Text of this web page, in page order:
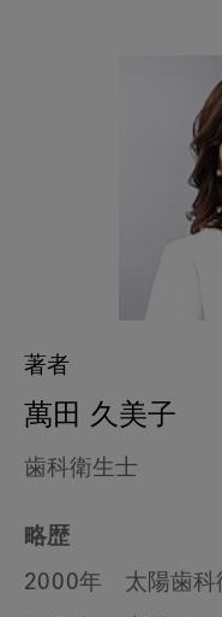
著者
萬田 久美子
歯科衛生士
略歴
2000年 太陽歯科